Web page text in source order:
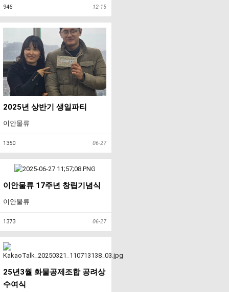
946 12-15
2025년 상반기 생일파티
이안물류
1350 06-27
이안물류 17주년 창립기념식
이안물류
1373 06-27
25년3월 화물공제조합 공려상
수여식